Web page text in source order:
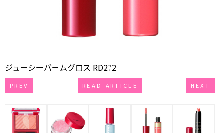
ジューシーバームグロス RD272
PREV READ ARTICLE NEXT